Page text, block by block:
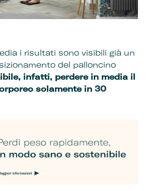
i risultati sono visibili già un
del palloncino
infatti, perdere in media il
solamente in 30